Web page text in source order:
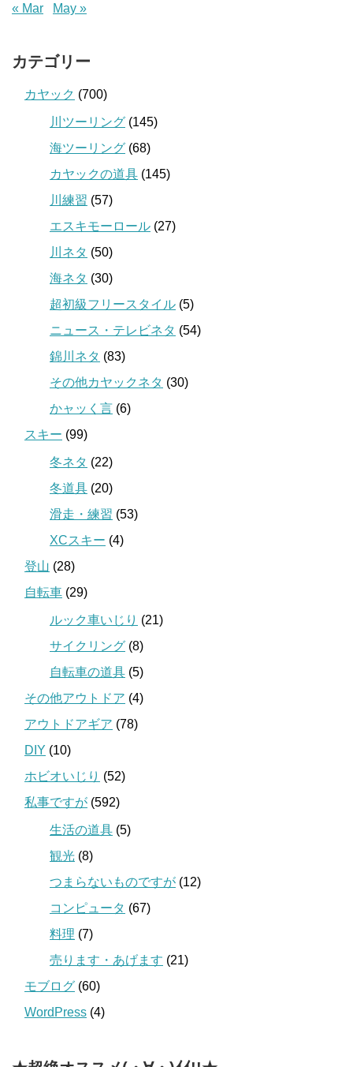
« Mar May »
カテゴリー
カヤック (700)
川ツーリング (145)
海ツーリング (68)
カヤックの道具 (145)
川練習 (57)
エスキモーロール (27)
川ネタ (50)
海ネタ (30)
超初級フリースタイル (5)
ニュース・テレビネタ (54)
錦川ネタ (83)
その他カヤックネタ (30)
かャッく言 (6)
スキー (99)
冬ネタ (22)
冬道具 (20)
滑走・練習 (53)
XCスキー (4)
登山 (28)
自転車 (29)
ルック車いじり (21)
サイクリング (8)
自転車の道具 (5)
その他アウトドア (4)
アウトドアギア (78)
DIY (10)
ホビオいじり (52)
私事ですが (592)
生活の道具 (5)
観光 (8)
つまらないものですが (12)
コンピュータ (67)
料理 (7)
売ります・あげます (21)
モブログ (60)
WordPress (4)